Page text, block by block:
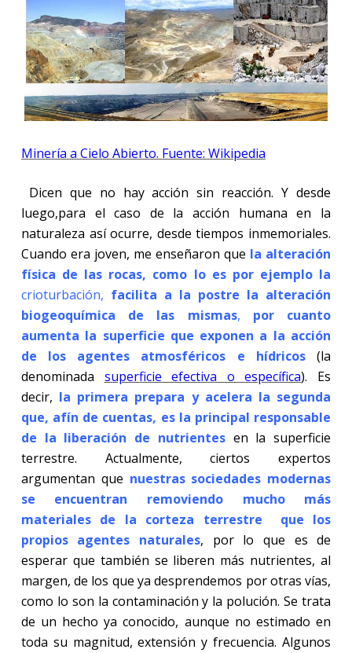
Minería a Cielo Abierto. Fuente: Wikipedia
Dicen que no hay acción sin reacción. Y desde
luego,para el caso de la acción humana en la
naturaleza así ocurre, desde tiempos inmemoriales.
Cuando era joven, me enseñaron que la alteración
física de las rocas, como lo es por ejemplo la
crioturbación, facilita a la postre la alteración
biogeoquímica de las mismas, por cuanto
aumenta la superficie que exponen a la acción
de los agentes atmosféricos e hídricos(la
denominada superficie efectiva o específica). Es
decir, la primera prepara y acelera la segunda
que, afín de cuentas, es la principal responsable
de la liberación de nutrientes en la superficie
terrestre. Actualmente, ciertos expertos
argumentan que nuestras sociedades modernas
se encuentran removiendo mucho más
materiales de la corteza terrestre que los
propios agentes naturales, por lo que es de
esperar que también se liberen más nutrientes, al
margen, de los que ya desprendemos por otras vías,
como lo son la contaminación y la polución. Se trata
de un hecho ya conocido, aunque no estimado en
toda su magnitud, extensión y frecuencia. Algunos